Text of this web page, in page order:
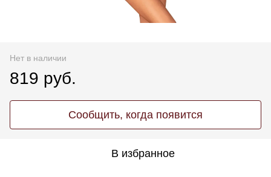
Нет в наличии
819 руб.
Сообщить, когда появится
В избранное